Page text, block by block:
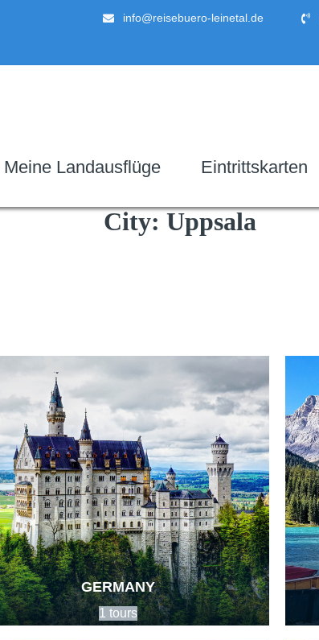
info@reisebuero-leinetal.de
Meine Landausflüge Eintrittskarten
City: Uppsala
GERMANY
1 tours